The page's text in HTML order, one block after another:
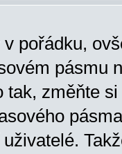
pořádku,
pásmu
tak, změňte